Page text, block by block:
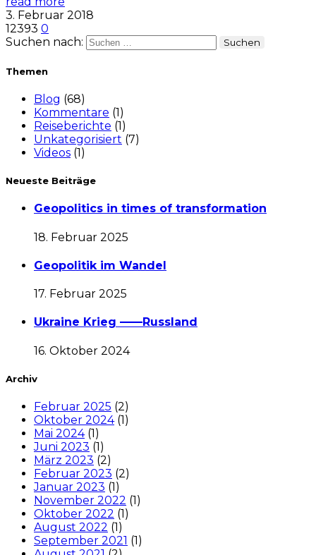
3. Februar 2018
12393 0
Suchen nach:
Themen
Blog (68)
Kommentare (1)
Reiseberichte (1)
Unkategorisiert (7)
Videos (1)
Neueste Beiträge
Geopolitics in times of transformation
18. Februar 2025
Geopolitik im Wandel
17. Februar 2025
Ukraine Krieg ——Russland
16. Oktober 2024
Archiv
Februar 2025 (2)
Oktober 2024(1)
Mai 2024(1)
Juni 2023 (1)
März 2023 (2)
Februar 2023 (2)
Januar 2023 (1)
November 2022 (1)
Oktober 2022 (1)
August 2022 (1)
September 2021 (1)